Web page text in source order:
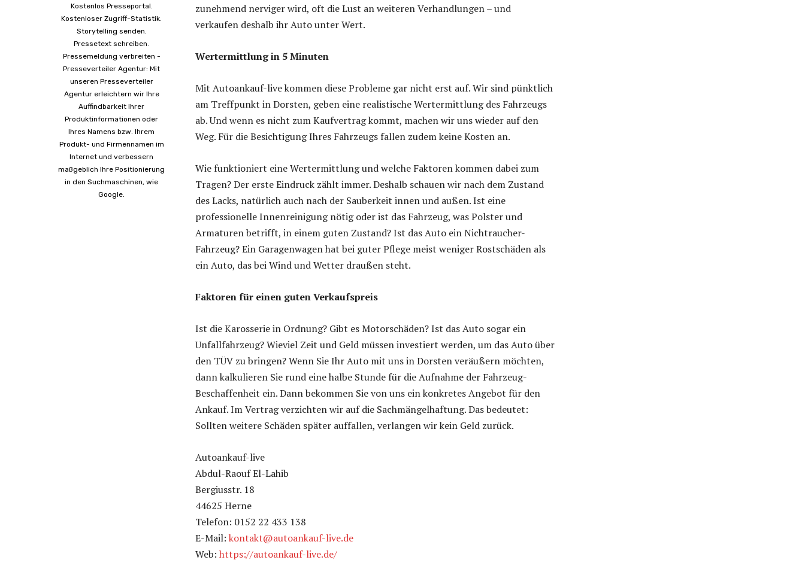
Kostenlos Presseportal.
Kostenloser Zugriff-Statistik.
Storytelling senden.
Pressetext schreiben.
Pressemeldung verbreiten -
Presseverteiler Agentur: Mit
unseren Presseverteiler
Agentur erleichtern wir Ihre
Auffindbarkeit Ihrer
Produktinformationen oder
Ihres Namens bzw. Ihrem
Produkt- und Firmennamen im
Internet und verbessern
maßgeblich Ihre Positionierung
in den Suchmaschinen, wie
Google.
zunehmend nerviger wird, oft die Lust an weiteren Verhandlungen – und
verkaufen deshalb ihr Auto unter Wert.
Wertermittlung in 5 Minuten
Mit Autoankauf-live kommen diese Probleme gar nicht erst auf. Wir sind pünktlich
am Treffpunkt in Dorsten, geben eine realistische Wertermittlung des Fahrzeugs
ab. Und wenn es nicht zum Kaufvertrag kommt, machen wir uns wieder auf den
Weg. Für die Besichtigung Ihres Fahrzeugs fallen zudem keine Kosten an.
Wie funktioniert eine Wertermittlung und welche Faktoren kommen dabei zum
Tragen? Der erste Eindruck zählt immer. Deshalb schauen wir nach dem Zustand
des Lacks, natürlich auch nach der Sauberkeit innen und außen. Ist eine
professionelle Innenreinigung nötig oder ist das Fahrzeug, was Polster und
Armaturen betrifft, in einem guten Zustand? Ist das Auto ein Nichtraucher-
Fahrzeug? Ein Garagenwagen hat bei guter Pflege meist weniger Rostschäden als
ein Auto, das bei Wind und Wetter draußen steht.
Faktoren für einen guten Verkaufspreis
Ist die Karosserie in Ordnung? Gibt es Motorschäden? Ist das Auto sogar ein
Unfallfahrzeug? Wieviel Zeit und Geld müssen investiert werden, um das Auto über
den TÜV zu bringen? Wenn Sie Ihr Auto mit uns in Dorsten veräußern möchten,
dann kalkulieren Sie rund eine halbe Stunde für die Aufnahme der Fahrzeug-
Beschaffenheit ein. Dann bekommen Sie von uns ein konkretes Angebot für den
Ankauf. Im Vertrag verzichten wir auf die Sachmängelhaftung. Das bedeutet:
Sollten weitere Schäden später auffallen, verlangen wir kein Geld zurück.
Autoankauf-live
Abdul-Raouf El-Lahib
Bergiusstr. 18
44625 Herne
Telefon: 0152 22 433 138
E-Mail: kontakt@autoankauf-live.de
Web: https://autoankauf-live.de/